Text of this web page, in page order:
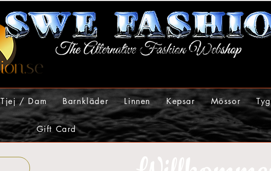
Tjej / Dam Barnkläder Linnen Kepsar Mössor
Gift Card